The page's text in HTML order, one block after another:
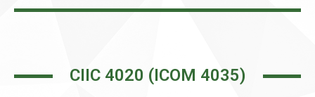
CIIC 4020 (ICOM 4035)